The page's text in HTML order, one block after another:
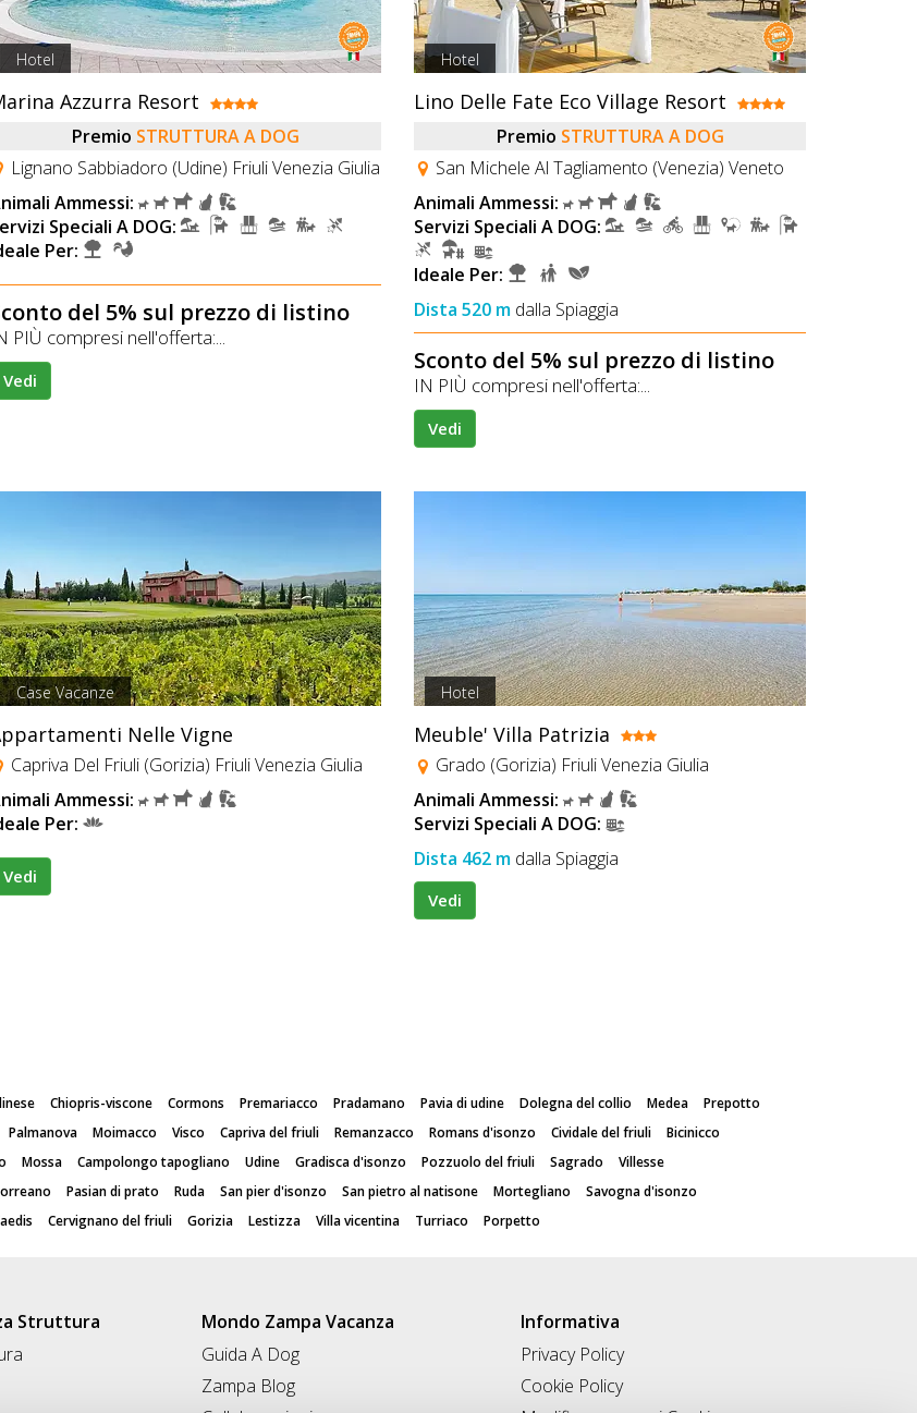
Hotel
Azzurra Resort
Premio STRUTTURA A DOG
Lignano Sabbiadoro (Udine) Friuli Venezia Giulia
Ammessi:
Speciali A DOG:
Per:
del 5% sul prezzo di listino
PIÙ compresi nell'offerta:...
Vedi
Hotel
Lino Delle Fate Eco Village Resort
Premio STRUTTURA A DOG
San Michele Al Tagliamento (Venezia) Veneto
Animali Ammessi:
Servizi Speciali A DOG:
Ideale Per:
Dista 520 m dalla Spiaggia
Sconto del 5% sul prezzo di listino
IN PIÙ compresi nell'offerta:...
Vedi
Case Vacanze
Nelle Vigne
Capriva Del Friuli (Gorizia) Friuli Venezia Giulia
Ammessi:
Per:
Vedi
Hotel
Meuble' Villa Patrizia
Grado (Gorizia) Friuli Venezia Giulia
Animali Ammessi:
Servizi Speciali A DOG:
Dista 462 m dalla Spiaggia
Vedi
Chiopris-viscone Cormons Premariacco Pradamano Pavia di udine Dolegna del collio Medea
Prepotto
Palmanova Moimacco Visco Capriva del friuli Remanzacco Romans d'isonzo Cividale del friuli
Bicinicco
Mossa Campolongo tapogliano Udine Gradisca d'isonzo Pozzuolo del friuli Sagrado
Villesse
Pasian di prato Ruda San pier d'isonzo San pietro al natisone Mortegliano
Savogna d'isonzo
Cervignano del friuli Gorizia Lestizza Villa vicentina Turriaco Porpetto
Struttura
Mondo Zampa Vacanza
Guida A Dog
Zampa Blog
Informativa
Privacy Policy
Cookie Policy